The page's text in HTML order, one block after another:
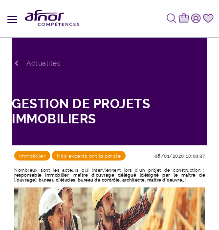
Actualités
GESTION DE PROJETS
IMMOBILIERS
Immobilier Nos experts ont la parole 08/01/2020 10:03:37
Nombreux sont les acteurs qui interviennent lors d’un projet de construction :
responsable immobilier, maître d’ouvrage délégué (désigné par le maître de
l’ouvrage), bureau d'études, bureau de contrôle, architecte, maître d’oeuvre… !